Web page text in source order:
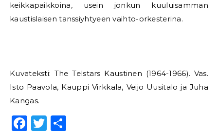
keikkapaikkoina, usein jonkun kuuluisamman
kaustislaisen tanssiyhtyeen vaihto-orkesterina.
Kuvateksti: The Telstars Kaustinen (1964-1966). Vas.
Isto Paavola, Kauppi Virkkala, Veijo Uusitalo ja Juha
Kangas.
Facebook
Twitter